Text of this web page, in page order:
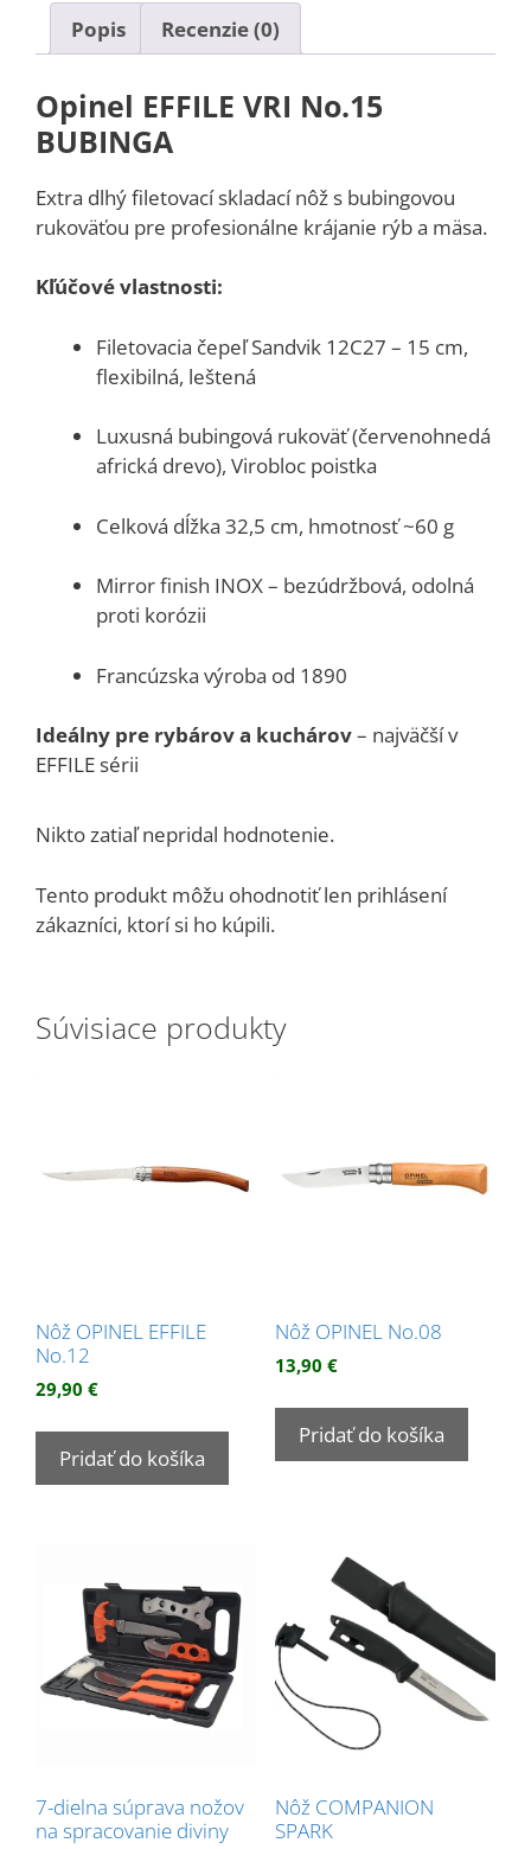
Popis Recenzie (0)
Opinel EFFILE VRI No.15
BUBINGA
Extra dlhý filetovací skladací nôž s bubingovou
rukoväťou pre profesionálne krájanie rýb a mäsa.
Kľúčové vlastnosti:
Filetovacia čepeľ Sandvik 12C27 – 15 cm,
flexibilná, leštená
Luxusná bubingová rukoväť (červenohnedá
africká drevo), Virobloc poistka
Celková dĺžka 32,5 cm, hmotnosť ~60 g
Mirror finish INOX – bezúdržbová, odolná
proti korózii
Francúzska výroba od 1890
Ideálny pre rybárov a kuchárov– najväčší v
EFFILE sérii
Nikto zatiaľ nepridal hodnotenie.
Tento produkt môžu ohodnotiť len prihlásení
zákazníci, ktorí si ho kúpili.
Súvisiace produkty
Nôž OPINEL EFFILE
No.12
29,90 €
Pridať do košíka
Nôž OPINEL No.08
13,90 €
Pridať do košíka
7-dielna súprava nožov
na spracovanie diviny
Nôž COMPANION
SPARK